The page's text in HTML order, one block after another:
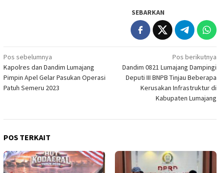
SEBARKAN
Navigasi
pos
Pos sebelumnya
Kapolres dan Dandim Lumajang
Pimpin Apel Gelar Pasukan Operasi
Patuh Semeru 2023
Pos berikutnya
Dandim 0821 Lumajang Dampingi
Deputi III BNPB Tinjau Beberapa
Kerusakan Infrastruktur di
Kabupaten Lumajang
POS TERKAIT